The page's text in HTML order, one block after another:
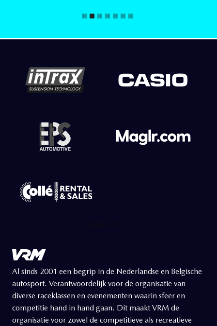
Al sinds 2001 een begrip in de Nederlandse en Belgische
autosport. Verantwoordelijk voor de organisatie van
diverse raceklassen en evenementen waarin sfeer en
competitie hand in hand gaan. Dit maakt VRM de
organisatie voor zowel de competitieve als recreatieve